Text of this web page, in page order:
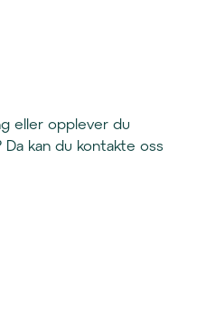
eller opplever du
kan du kontakte oss